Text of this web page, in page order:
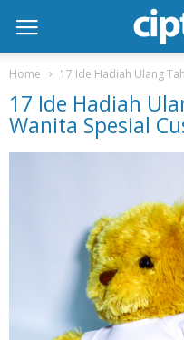
Home 17 Ide Hadiah Ulang
17 Ide Hadiah
Wanita Spesial